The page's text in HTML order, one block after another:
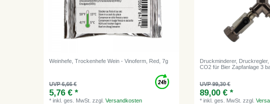
Weinhefe, Trockenhefe Wein - Vinoferm, Red, 7g
UVP 6,66 €
5,76 € *
*inkl. ges. MwSt. zzgl.Versandkosten
Druckminderer,
CO2 für Bier Zapfanlage 3
UVP 99,30 €
89,00 € *
*inkl. ges. MwSt. zzgl.